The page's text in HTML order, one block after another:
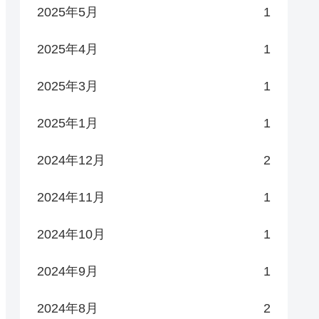
2025年5月 1
2025年4月 1
2025年3月 1
2025年1月 1
2024年12月 2
2024年11月 1
2024年10月 1
2024年9月 1
2024年8月 2